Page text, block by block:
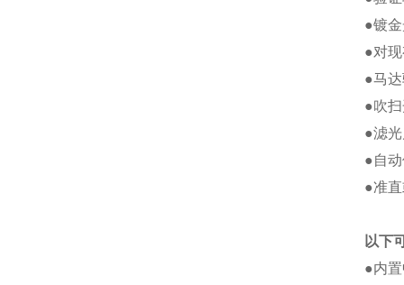
●镀
●对
●马
●吹
●滤
●自
●准
以下
●内